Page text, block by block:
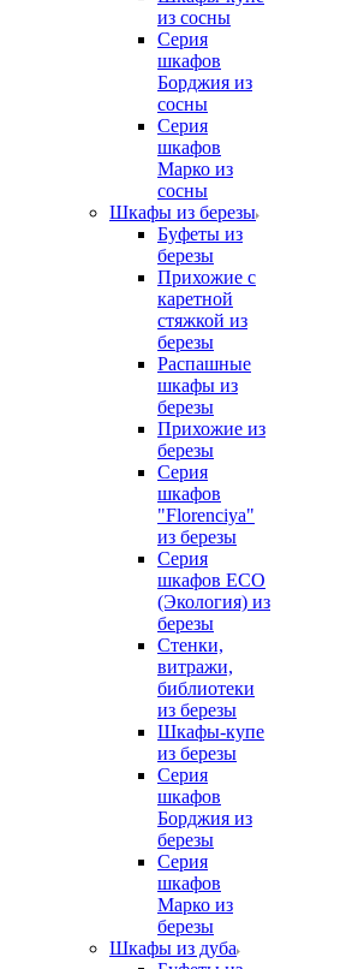
из сосны
Серия
шкафов
Борджия из
сосны
Серия
шкафов
Марко из
сосны
Шкафы из березы
Буфеты из
березы
Прихожие с
каретной
стяжкой из
березы
Распашные
шкафы из
березы
Прихожие из
березы
Серия
шкафов
"Florenciya"
из березы
Серия
шкафов ECO
(Экология) из
березы
Стенки,
витражи,
библиотеки
из березы
Шкафы-купе
из березы
Серия
шкафов
Борджия из
березы
Серия
шкафов
Марко из
березы
Шкафы из дуба